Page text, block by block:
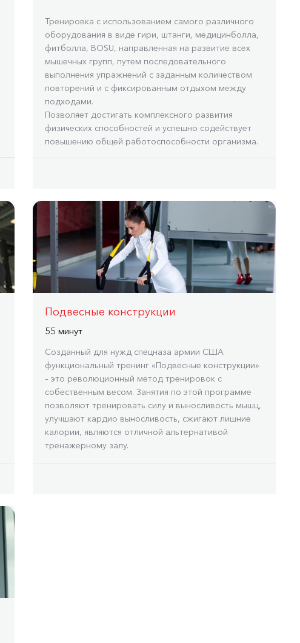
Тренировка с использованием самого различного
оборудования в виде гири, штанги, медицинболла,
фитболла, BOSU, направленная на развитие всех
мышечных групп, путем последовательного
выполнения упражнений с заданным количеством
повторений и с фиксированным отдыхом между
подходами.
Позволяет достигать комплексного развития
физических способностей и успешно содействует
повышению общей работоспособности организма.
Подвесные конструкции
55 минут
Созданный для нужд спецназа армии США
функциональный тренинг «Подвесные конструкции»
– это революционный метод тренировок с
собественным весом. Занятия по этой программе
позволяют тренировать силу и выносливость мышц,
улучшают кардио выносливость, сжигают лишние
калории, являются отличной альтернативой
тренажерному залу.